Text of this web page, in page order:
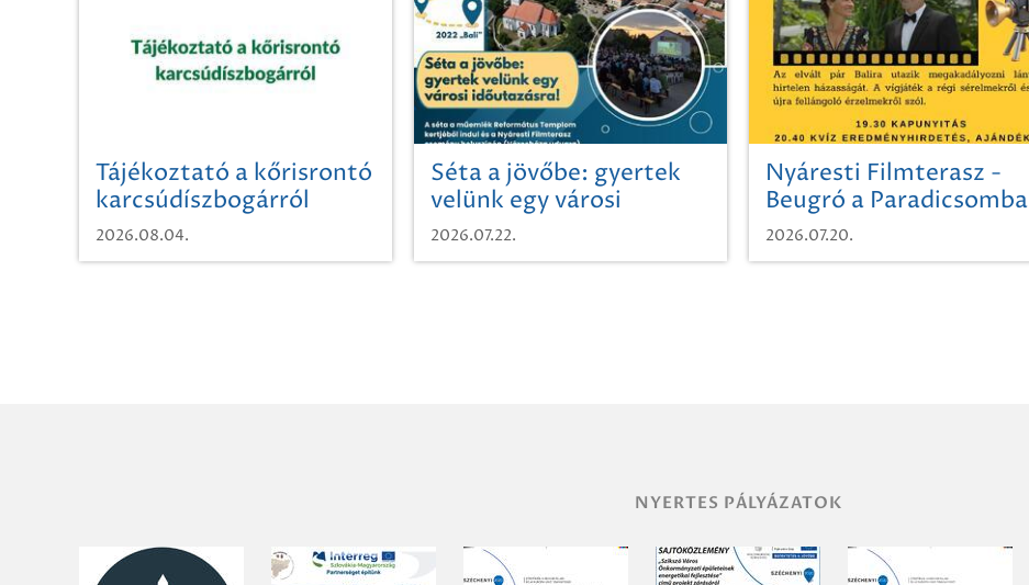
Tájékoztató a kőrisrontó
karcsúdíszbogárról
2026.08.04.
Séta a jövőbe: gyertek
velünk egy városi
időutazásra!
2026.07.22.
Nyáresti Filmterasz -
Beugró a Paradicsomba
2026.07.20.
NYERTES PÁLYÁZATOK